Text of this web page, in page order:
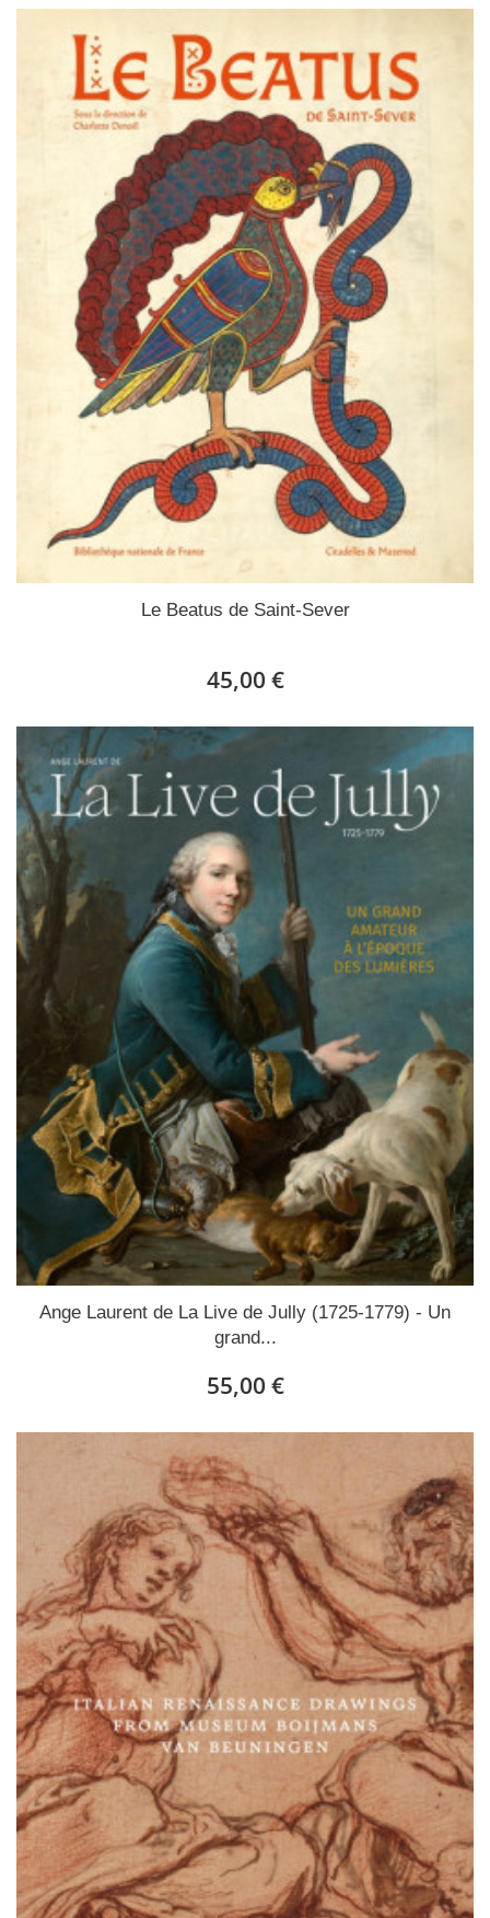
Le Beatus de Saint-Sever
45,00 €
Ange Laurent de La Live de Jully (1725-1779) - Un
grand...
55,00 €